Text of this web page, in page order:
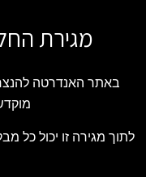
מגירת
באתר האנדרטה
לתוך מגירה זו יכול כל